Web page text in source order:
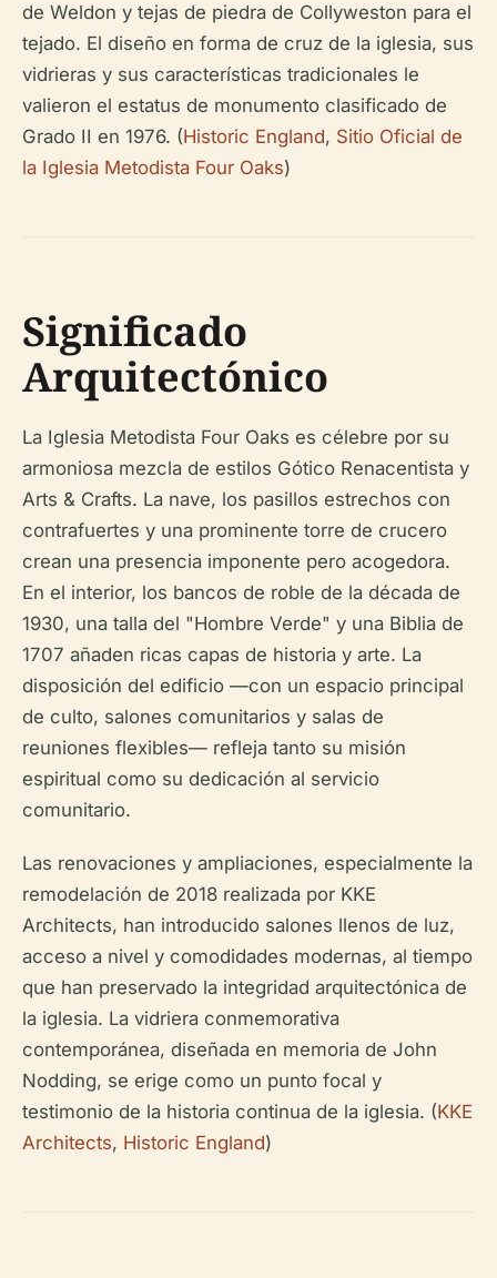
de Weldon y tejas de piedra de Collyweston para el
tejado. El diseño en forma de cruz de la iglesia, sus
vidrieras y sus características tradicionales le
valieron el estatus de monumento clasificado de
Grado II en 1976. (Historic England, Sitio Oficial de
la Iglesia Metodista Four Oaks)
Significado
Arquitectónico
La Iglesia Metodista Four Oaks es célebre por su
armoniosa mezcla de estilos Gótico Renacentista y
Arts & Crafts. La nave, los pasillos estrechos con
contrafuertes y una prominente torre de crucero
crean una presencia imponente pero acogedora.
En el interior, los bancos de roble de la década de
1930, una talla del "Hombre Verde" y una Biblia de
1707 añaden ricas capas de historia y arte. La
disposición del edificio —con un espacio principal
de culto, salones comunitarios y salas de
reuniones flexibles— refleja tanto su misión
espiritual como su dedicación al servicio
comunitario.
Las renovaciones y ampliaciones, especialmente la
remodelación de 2018 realizada por KKE
Architects, han introducido salones llenos de luz,
acceso a nivel y comodidades modernas, al tiempo
que han preservado la integridad arquitectónica de
la iglesia. La vidriera conmemorativa
contemporánea, diseñada en memoria de John
Nodding, se erige como un punto focal y
testimonio de la historia continua de la iglesia. (KKE
Architects, Historic England)